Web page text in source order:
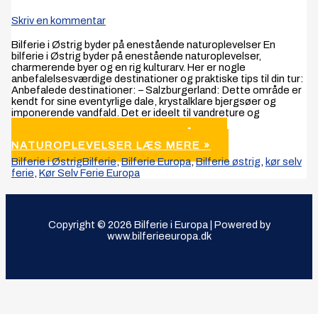
Skriv en kommentar
Bilferie i Østrig byder på enestående naturoplevelser En
bilferie i Østrig byder på enestående naturoplevelser,
charmerende byer og en rig kulturarv. Her er nogle
anbefalelsesværdige destinationer og praktiske tips til din tur:
Anbefalede destinationer: – Salzburgerland: Dette område er
kendt for sine eventyrlige dale, krystalklare bjergsøer og
imponerende vandfald. Det er ideelt til vandreture og
NATUROPLEVELSER LÆS MERE »
Bilferie i ØstrigBilferie,Bilferie Europa,Bilferie østrig, kør selv
ferie, Kør Selv Ferie Europa
Copyright © 2026 Bilferie i Europa | Powered by
www.bilferieeuropa.dk